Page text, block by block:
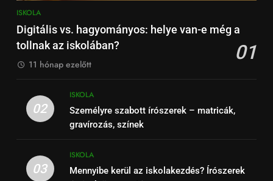
Milyen füzetet válasszunk
tantárgyanként?
ISKOLA
Digitális vs. hagyományos: helye van-e még a
tollnak az iskolában?
01
11 hónap ezelőtt
02
ISKOLA
Személyre szabott írószerek – matricák,
gravírozás, színek
03
ISKOLA
Mennyibe kerül az iskolakezdés? Írószerek